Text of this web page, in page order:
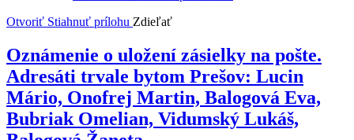
Otvoriť Stiahnuť prílohu Zdieľať
Oznámenie o uložení zásielky na pošte.
Adresáti trvale bytom Prešov: Lucin
Mário, Onofrej Martin, Balogová Eva,
Bubriak Omelian, Vidumský Lukáš,